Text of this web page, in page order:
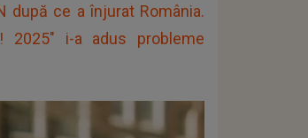
după ce a înjurat România.
2025" i-a adus probleme